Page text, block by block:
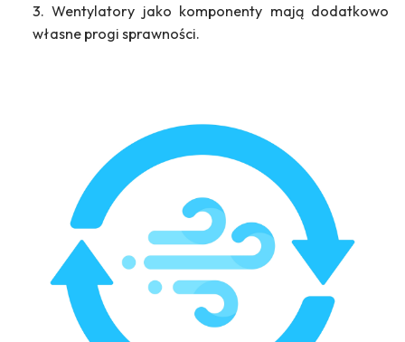
Wentylatory jako komponenty mają dodatkowo
własne progi sprawności.